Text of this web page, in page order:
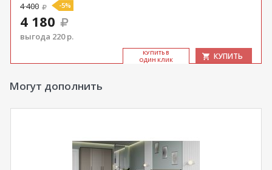
4 400 -5%
4 180
выгода 220 р.
КУ­ПИТЬ В
ОДИН КЛИК
КУПИТЬ
Могут дополнить